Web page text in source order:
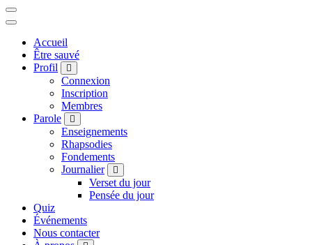
Accueil
Être sauvé
Profil
Connexion
Inscription
Membres
Parole
Enseignements
Rhapsodies
Fondements
Journalier
Verset du jour
Pensée du jour
Quiz
Événements
Nous contacter